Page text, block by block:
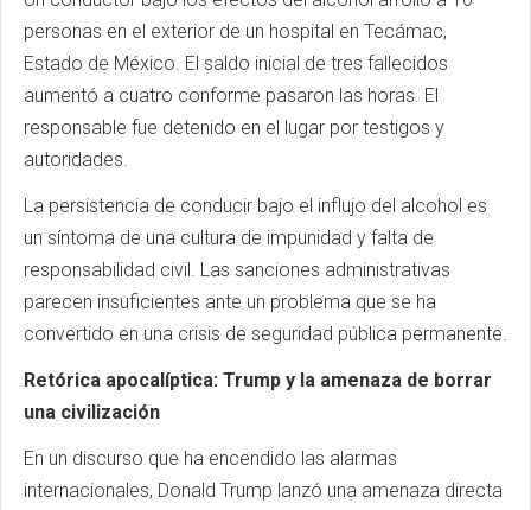
personas en el exterior de un hospital en Tecámac,
Estado de México. El saldo inicial de tres fallecidos
aumentó a cuatro conforme pasaron las horas. El
responsable fue detenido en el lugar por testigos y
autoridades.
La persistencia de conducir bajo el influjo del alcohol es
un síntoma de una cultura de impunidad y falta de
responsabilidad civil. Las sanciones administrativas
parecen insuficientes ante un problema que se ha
convertido en una crisis de seguridad pública permanente.
Retórica apocalíptica: Trump y la amenaza de borrar
una civilización
En un discurso que ha encendido las alarmas
internacionales, Donald Trump lanzó una amenaza directa